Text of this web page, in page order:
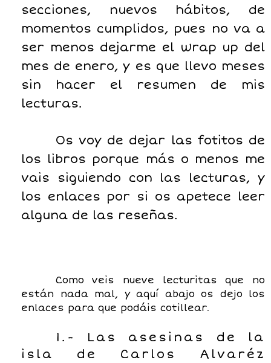
secciones, nuevos hábitos, de
momentos cumplidos, pues no va a
ser menos dejarme el wrap up del
mes de enero, y es que llevo meses
sin hacer el resumen de mis
lecturas.
Os voy de dejar las fotitos de
los libros porque más o menos me
vais siguiendo con las lecturas, y
los enlaces por si os apetece leer
alguna de las reseñas.
Como veis nueve lecturitas que no
están nada mal, y aquí abajo os dejo los
enlaces para que podáis cotillear.
1.- Las asesinas de la
isla de Carlos Alvaréz